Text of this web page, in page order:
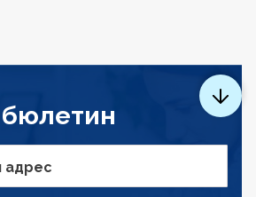
адрес